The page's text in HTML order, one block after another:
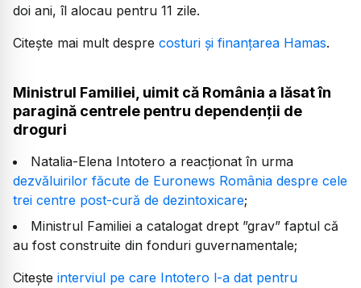
doi ani, îl alocau pentru 11 zile.
Citește mai mult despre costuri și finanțarea Hamas.
Ministrul Familiei, uimit că România a lăsat în
paragină centrele pentru dependenții de
droguri
Natalia-Elena Intotero a reacționat în urma
dezvăluirilor făcute de Euronews România despre cele
trei centre post-cură de dezintoxicare;
Ministrul Familiei a catalogat drept ”grav” faptul că
au fost construite din fonduri guvernamentale;
Citește interviul pe care Intotero l-a dat pentru